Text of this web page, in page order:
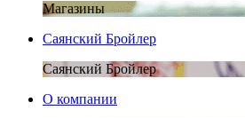
Магазины
Саянский Бройлер
Саянский Бройлер
О компании